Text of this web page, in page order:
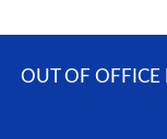
OUT OF